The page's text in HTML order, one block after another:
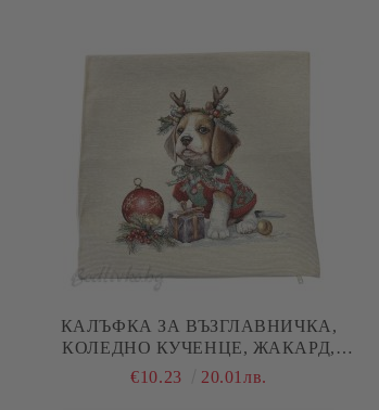
КАЛЪФКА ЗА ВЪЗГЛАВНИЧКА,
КОЛЕДНО КУЧЕНЦЕ, ЖАКАРД,
45/45СМ.
€10.23 20.01лв.